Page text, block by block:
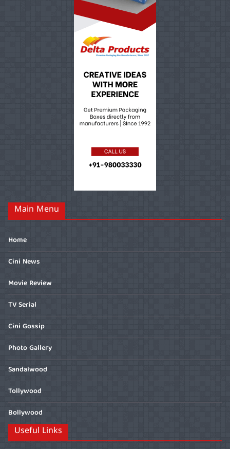
Main Menu
Home
Cini News
Movie Review
TV Serial
Cini Gossip
Photo Gallery
Sandalwood
Tollywood
Bollywood
Useful Links